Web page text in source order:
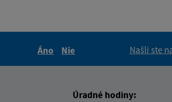
Áno
Nie
Našli ste
Úradné hodiny: